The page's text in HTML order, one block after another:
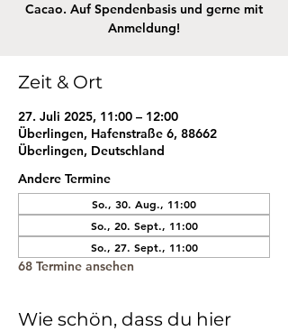
Cacao. Auf Spendenbasis und gerne mit
Anmeldung!
Zeit & Ort
27. Juli 2025, 11:00 – 12:00
Überlingen, Hafenstraße 6, 88662
Überlingen, Deutschland
Andere Termine
So., 30. Aug., 11:00
So., 20. Sept., 11:00
So., 27. Sept., 11:00
68 Termine ansehen
Wie schön, dass du hier